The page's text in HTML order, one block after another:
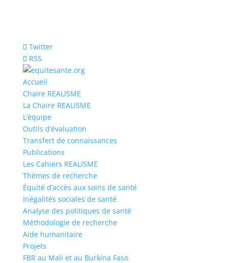
Twitter
RSS
Accueil
Chaire REALISME
La Chaire REALISME
L’équipe
Outils d’évaluation
Transfert de connaissances
Publications
Les Cahiers REALISME
Thèmes de recherche
Équité d’accès aux soins de santé
Inégalités sociales de santé
Analyse des politiques de santé
Méthodologie de recherche
Aide humanitaire
Projets
FBR au Mali et au Burkina Faso